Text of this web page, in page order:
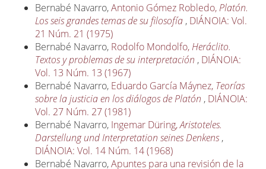
Bernabé Navarro,Antonio Gómez Robledo, Platón.
Los seis grandes temas de su filosofía , DIÁNOIA: Vol.
21 Núm. 21 (1975)
Bernabé Navarro, Rodolfo Mondolfo, Heráclito.
Textos y problemas de su interpretación , DIÁNOIA:
Vol. 13 Núm. 13 (1967)
Bernabé Navarro, Eduardo García Máynez, Teorías
sobre la justicia en los diálogos de Platón , DIÁNOIA:
Vol. 27 Núm. 27 (1981)
Bernabé Navarro, Ingemar Düring,Aristoteles.
Darstellung und Interpretation seines Denkens ,
DIÁNOIA: Vol. 14 Núm. 14 (1968)
Bernabé Navarro,Apuntes para una revisión de la